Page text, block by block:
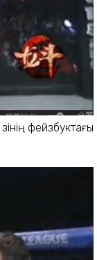
өзінің фейзбуктағы